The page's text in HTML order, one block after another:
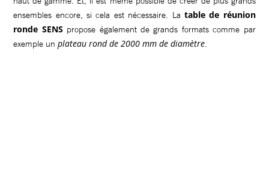
ensembles encore, si cela est nécessaire. La table de réunion
ronde SENSpropose également de grands formats comme par
exemple unplateau rond de 2000 mm de diamètre.